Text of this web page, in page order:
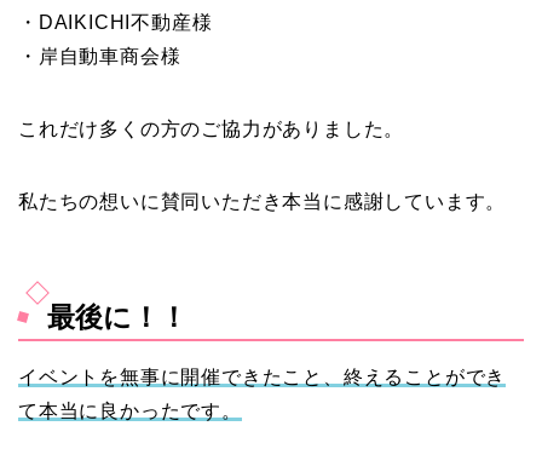
・DAIKICHI不動産様
・岸自動車商会様
これだけ多くの方のご協力がありました。
私たちの想いに賛同いただき本当に感謝しています。
最後に！！
イベントを無事に開催できたこと、終えることができ
て本当に良かったです。